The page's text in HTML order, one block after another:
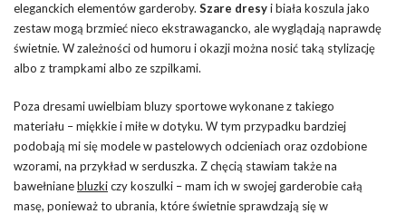
eleganckich elementów garderoby. Szare dresyi biała koszula jako
zestaw mogą brzmieć nieco ekstrawagancko, ale wyglądają naprawdę
świetnie. W zależności od humoru i okazji można nosić taką stylizację
albo z trampkami albo ze szpilkami.
Poza dresami uwielbiam bluzy sportowe wykonane z takiego
materiału – miękkie i miłe w dotyku. W tym przypadku bardziej
podobają mi się modele w pastelowych odcieniach oraz ozdobione
wzorami, na przykład w serduszka. Z chęcią stawiam także na
bawełnianebluzkiczy koszulki – mam ich w swojej garderobie całą
masę, ponieważ to ubrania, które świetnie sprawdzają się w